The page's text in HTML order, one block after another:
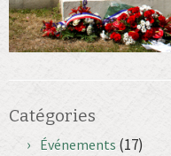
Catégories
Événements (17)